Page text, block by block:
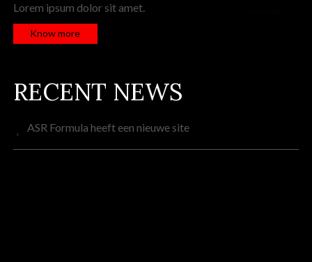
Lorem ipsum dolor sit amet.
Know more
RECENT NEWS
ASR Formula heeft een nieuwe site